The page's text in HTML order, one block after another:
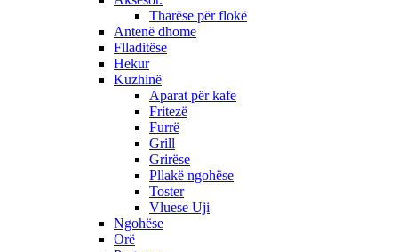
Tharëse për flokë
Antenë dhome
Flladitëse
Hekur
Kuzhinë
Aparat për kafe
Fritezë
Furrë
Grill
Grirëse
Pllakë ngohëse
Toster
Vluese Uji
Ngohëse
Orë